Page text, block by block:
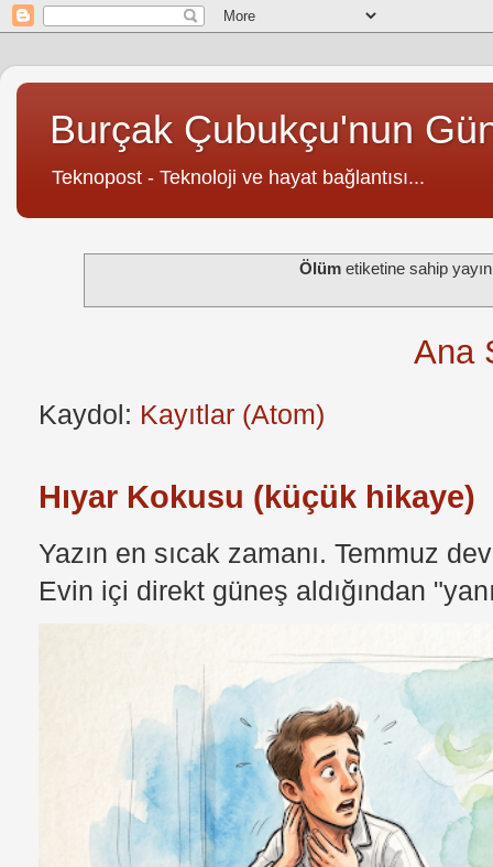
Burçak Çubukçu'nun
Teknopost - Teknoloji ve hayat bağlantısı...
Ölüm etiketine sahip
Ana
Kaydol: Kayıtlar (Atom)
Hıyar Kokusu (küçük hikaye)
Yazın en sıcak zamanı. Temmuz
Evin içi direkt güneş aldığından